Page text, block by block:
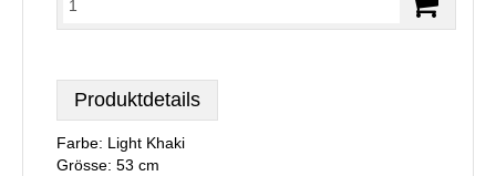
Produktdetails
Farbe: Light Khaki
Grösse: 53 cm